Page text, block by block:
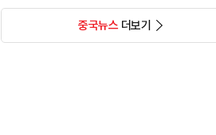
중국뉴스더보기